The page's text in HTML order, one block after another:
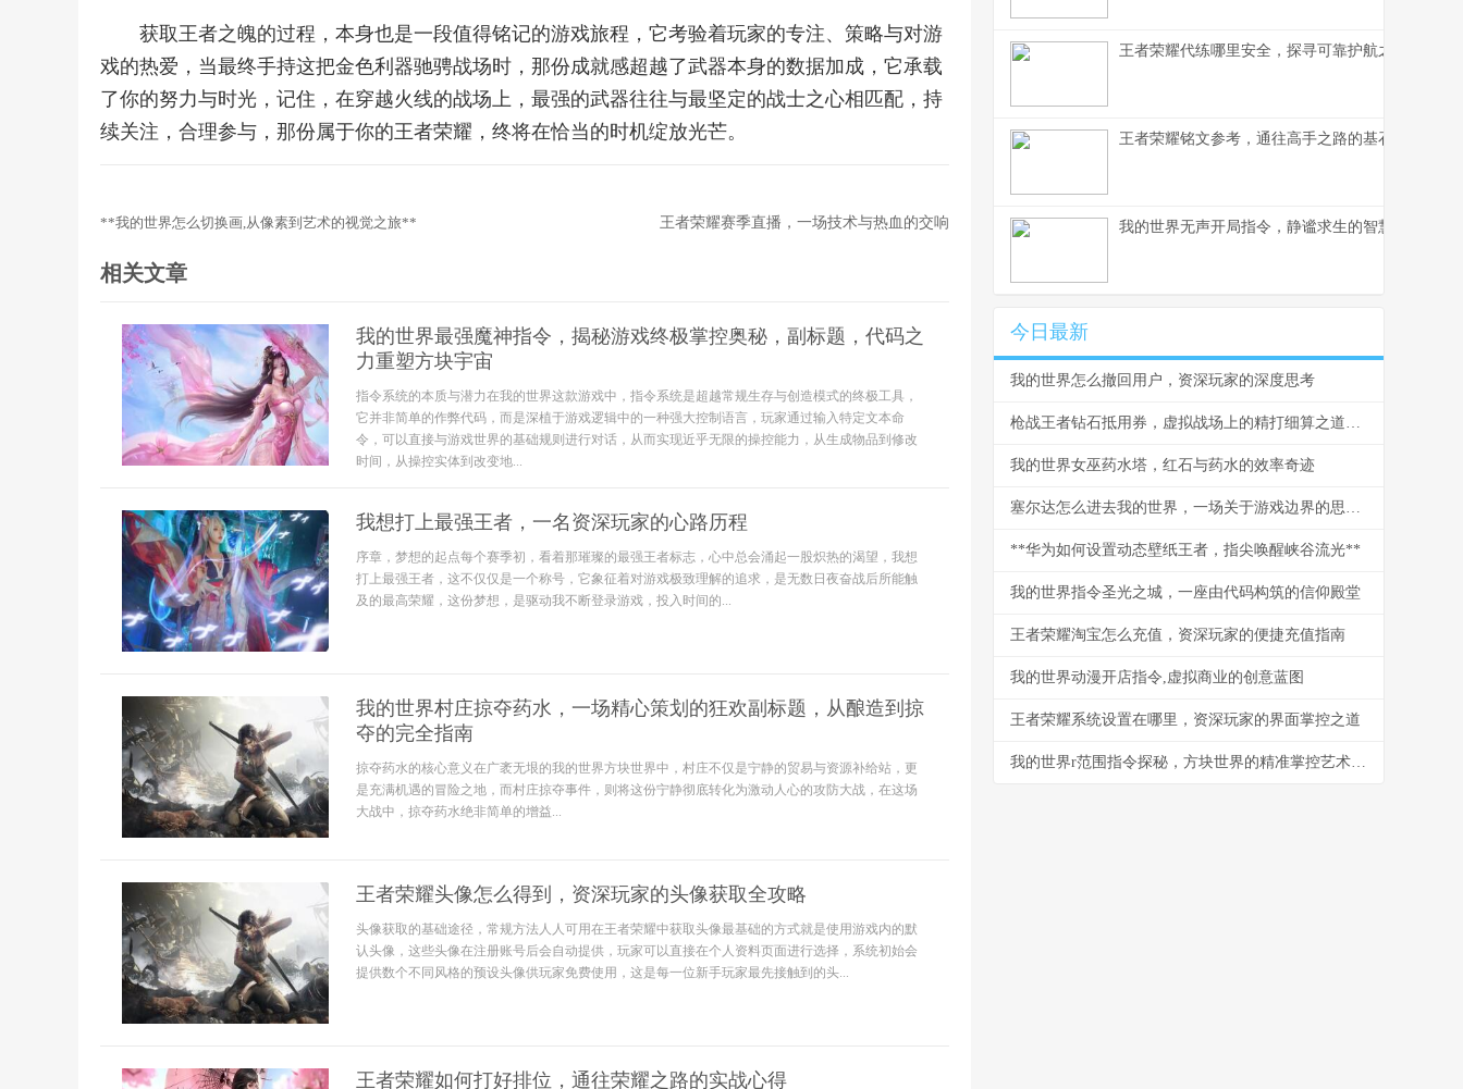
获取王者之魄的过程，本身也是一段值得铭记的游戏旅程，它考验着玩家的专注、策略与对游
戏的热爱，当最终手持这把金色利器驰骋战场时，那份成就感超越了武器本身的数据加成，它承载
了你的努力与时光，记住，在穿越火线的战场上，最强的武器往往与最坚定的战士之心相匹配，持
续关注，合理参与，那份属于你的王者荣耀，终将在恰当的时机绽放光芒。
**我的世界怎么切换画,从像素到艺术的视觉之旅** 王者荣耀赛季直播，一场技术与热血的交响
相关文章
我的世界最强魔神指令，揭秘游戏终极掌控奥秘，副标题，代码之
力重塑方块宇宙
指令系统的本质与潜力在我的世界这款游戏中，指令系统是超越常规生存与创造模式的终极工具，
它并非简单的作弊代码，而是深植于游戏逻辑中的一种强大控制语言，玩家通过输入特定文本命
令，可以直接与游戏世界的基础规则进行对话，从而实现近乎无限的操控能力，从生成物品到修改
时间，从操控实体到改变地...
我想打上最强王者，一名资深玩家的心路历程
序章，梦想的起点每个赛季初，看着那璀璨的最强王者标志，心中总会涌起一股炽热的渴望，我想
打上最强王者，这不仅仅是一个称号，它象征着对游戏极致理解的追求，是无数日夜奋战后所能触
及的最高荣耀，这份梦想，是驱动我不断登录游戏，投入时间的...
我的世界村庄掠夺药水，一场精心策划的狂欢副标题，从酿造到掠
夺的完全指南
掠夺药水的核心意义在广袤无垠的我的世界方块世界中，村庄不仅是宁静的贸易与资源补给站，更
是充满机遇的冒险之地，而村庄掠夺事件，则将这份宁静彻底转化为激动人心的攻防大战，在这场
大战中，掠夺药水绝非简单的增益...
王者荣耀头像怎么得到，资深玩家的头像获取全攻略
头像获取的基础途径，常规方法人人可用在王者荣耀中获取头像最基础的方式就是使用游戏内的默
认头像，这些头像在注册账号后会自动提供，玩家可以直接在个人资料页面进行选择，系统初始会
提供数个不同风格的预设头像供玩家免费使用，这是每一位新手玩家最先接触到的头...
王者荣耀如何打好排位，通往荣耀之路的实战心得
王者荣耀代练哪里安全，探寻可靠护航之路
王者荣耀铭文参考，通往高手之路的基石
我的世界无声开局指令，静谧求生的智慧与挑战
今日最新
我的世界怎么撤回用户，资深玩家的深度思考
枪战王者钻石抵用券，虚拟战场上的精打细算之道，副标题，一张抵用券背后的战术与经济学
我的世界女巫药水塔，红石与药水的效率奇迹
塞尔达怎么进去我的世界，一场关于游戏边界的思想漫游
**华为如何设置动态壁纸王者，指尖唤醒峡谷流光**
我的世界指令圣光之城，一座由代码构筑的信仰殿堂
王者荣耀淘宝怎么充值，资深玩家的便捷充值指南
我的世界动漫开店指令,虚拟商业的创意蓝图
王者荣耀系统设置在哪里，资深玩家的界面掌控之道
我的世界r范围指令探秘，方块世界的精准掌控艺术，副标题，半径与规则的魔法